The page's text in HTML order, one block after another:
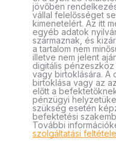
jövőben
vállal felelősséget
kimenetelért. Az itt
egyéb adatok
származnak, és
a tartalom nem
illetve nem jelent
digitális pénzeszköz
vagy birtoklására. A
birtoklása vagy az
előtt a
pénzügyi
szükség esetén
befektetési
További
szolgáltatási